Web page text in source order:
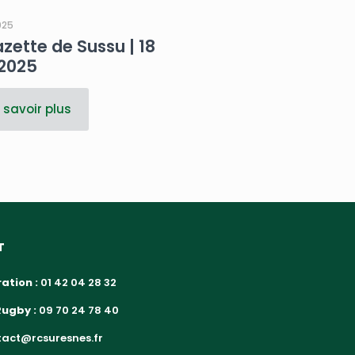
de Sussu | 18
savoir plus
: 01 42 04 28 32
: 09 70 24 78 40